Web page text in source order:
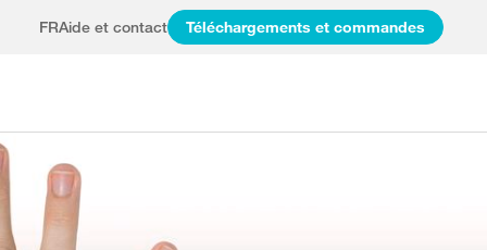
FRAide et contact Téléchargements et commandes